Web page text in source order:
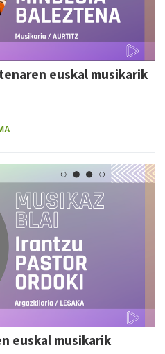
euskal musikarik
euskal musikarik